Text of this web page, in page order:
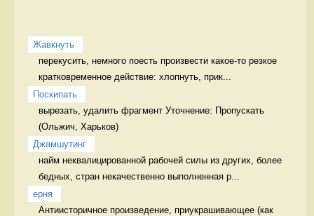
Жавкнуть
перекусить, немного поесть произвести какое-то резкое
кратковременное действие: хлопнуть, прик...
Поскипать
вырезать, удалить фрагмент Уточнение: Пропускать
Джамшутинг
найм неквалицированной рабочей силы из других, более
бедных, стран некачественно выполненная р...
ерня
Антиисторичное произведение, приукрашивающее (как